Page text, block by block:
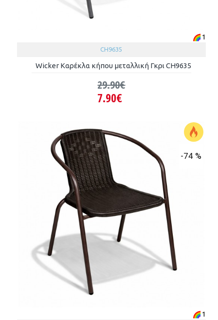
1
CH9635
Wicker Καρέκλα κήπου μεταλλική Γκρι CH9635
7.90€
29.90€
-74 %
1